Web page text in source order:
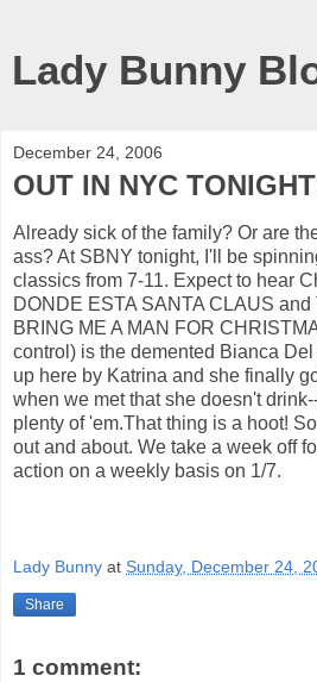
Lady Bunny
December 24, 2006
OUT IN NYC
Already sick of the family? Or are
ass? At SBNY tonight, I'll be
classics from 7-11. Expect to hear
DONDE ESTA SANTA CLAUS
BRING ME A MAN FOR
control) is the demented Bianca
up here by Katrina and she finally
when we met that she doesn't
plenty of 'em.That thing is a hoot!
out and about. We take a week off
action on a weekly basis on 1/7.
Lady Bunny at Sunday, December 24,
Share
1 comment: